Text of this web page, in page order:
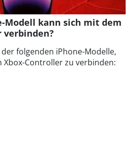
Modell kann sich mit dem
verbinden?
folgenden iPhone-Modelle,
Xbox-Controller zu verbinden: